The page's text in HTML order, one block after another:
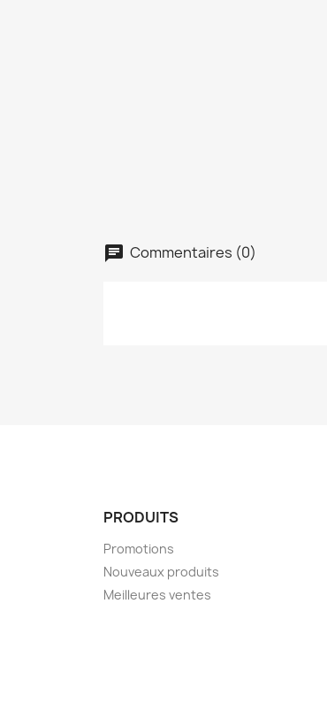
Commentaires (0)
PRODUITS
Promotions
Nouveaux produits
Meilleures ventes